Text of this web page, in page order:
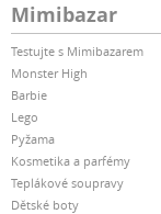
Mimibazar
Testujte s Mimibazarem
Monster High
Barbie
Lego
Pyžama
Kosmetika a parfémy
Teplákové soupravy
Dětské boty